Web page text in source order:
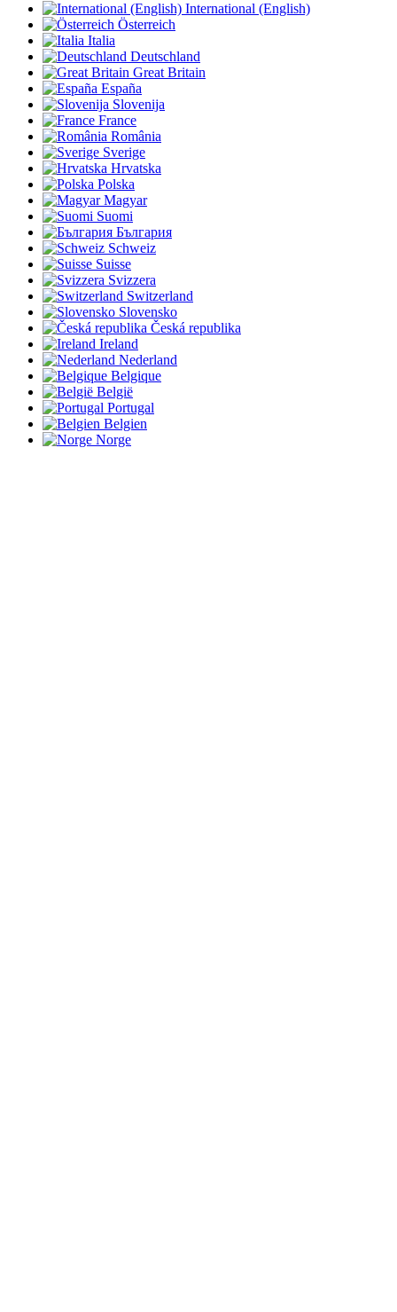
International (English)
Österreich
Italia
Deutschland
Great Britain
España
Slovenija
France
România
Sverige
Hrvatska
Polska
Magyar
Suomi
България
Schweiz
Suisse
Svizzera
Switzerland
Slovensko
Česká republika
Ireland
Nederland
Belgique
België
Portugal
Belgien
Norge